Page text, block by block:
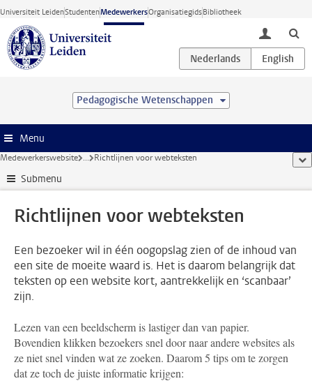
Ga direct naar de inhoud
Universiteit LeidenStudentenMedewerkersOrganisatiegidsBibliotheek
toggle
Pedagogische Wetenschappen
Menu
Medewerkerswebsite ... Richtlijnen voor webteksten
Submenu
Richtlijnen voor webteksten
Een bezoeker wil in één oogopslag zien of de inhoud van
een site de moeite waard is. Het is daarom belangrijk dat
teksten op een website kort, aantrekkelijk en ‘scanbaar’
zijn.
Lezen van een beeldscherm is lastiger dan van papier.
Bovendien klikken bezoekers snel door naar andere websites als
ze niet snel vinden wat ze zoeken. Daarom 5 tips om te zorgen
dat ze toch de juiste informatie krijgen: